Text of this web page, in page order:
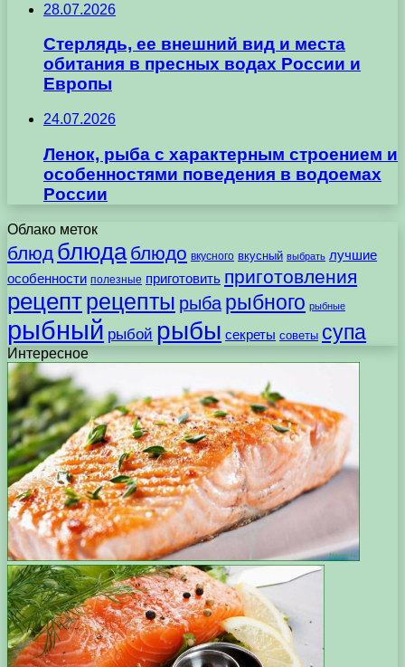
28.07.2026
Стерлядь, ее внешний вид и места
обитания в пресных водах России и
Европы
24.07.2026
Ленок, рыба с характерным строением и
особенностями поведения в водоемах
России
Облако меток
блюд блюда блюдо вкусного вкусный выбрать лучшие
особенности полезные приготовить приготовления
рецептрецепты рыба рыбного рыбные
рыбный рыбой рыбы секреты советы супа
Интересное